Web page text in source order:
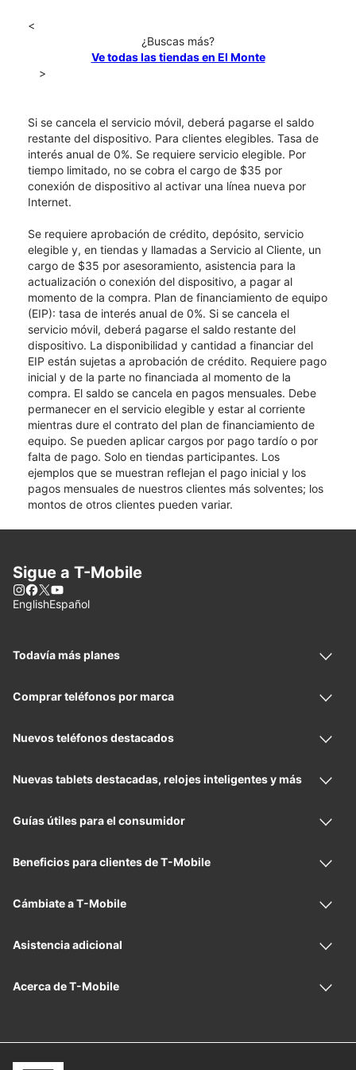
<
¿Buscas más?
Ve todas las tiendas en El Monte
>
Si se cancela el servicio móvil, deberá pagarse el saldo
restante del dispositivo. Para clientes elegibles. Tasa de
interés anual de 0%. Se requiere servicio elegible. Por
tiempo limitado, no se cobra el cargo de $35 por
conexión de dispositivo al activar una línea nueva por
Internet.
Se requiere aprobación de crédito, depósito, servicio
elegible y, en tiendas y llamadas a Servicio al Cliente, un
cargo de $35 por asesoramiento, asistencia para la
actualización o conexión del dispositivo, a pagar al
momento de la compra. Plan de financiamiento de equipo
(EIP): tasa de interés anual de 0%. Si se cancela el
servicio móvil, deberá pagarse el saldo restante del
dispositivo. La disponibilidad y cantidad a financiar del
EIP están sujetas a aprobación de crédito. Requiere pago
inicial y de la parte no financiada al momento de la
compra. El saldo se cancela en pagos mensuales. Debe
permanecer en el servicio elegible y estar al corriente
mientras dure el contrato del plan de financiamiento de
equipo. Se pueden aplicar cargos por pago tardío o por
falta de pago. Solo en tiendas participantes. Los
ejemplos que se muestran reflejan el pago inicial y los
pagos mensuales de nuestros clientes más solventes; los
montos de otros clientes pueden variar.